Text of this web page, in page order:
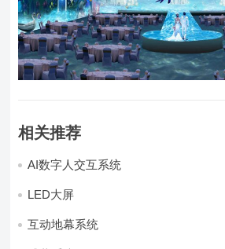
相关推荐
AI数字人交互系统
LED大屏
互动地幕系统